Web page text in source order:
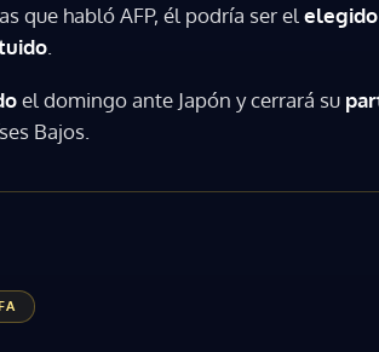
que habló AFP, él podría ser el elegido
el domingo ante Japón y cerrará su
Bajos.